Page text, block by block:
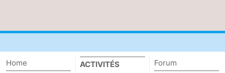
manger
Pratiques
Home
ACTIVITÉS
Forum